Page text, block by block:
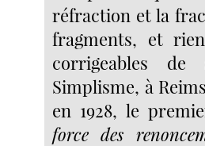
réfraction et la
fragments, et
corrigeables
Simplisme, à
en 1928, le
force des